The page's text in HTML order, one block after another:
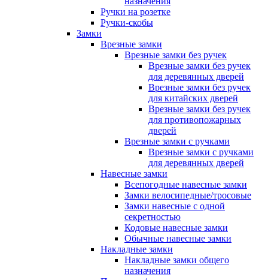
Ручки на розетке
Ручки-скобы
Замки
Врезные замки
Врезные замки без ручек
Врезные замки без ручек
для деревянных дверей
Врезные замки без ручек
для китайских дверей
Врезные замки без ручек
для противопожарных
дверей
Врезные замки с ручками
Врезные замки с ручками
для деревянных дверей
Навесные замки
Всепогодные навесные замки
Замки велосипедные/тросовые
Замки навесные с одной
секретностью
Кодовые навесные замки
Обычные навесные замки
Накладные замки
Накладные замки общего
назначения